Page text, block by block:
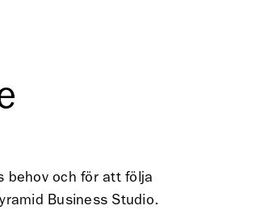
behov och för att följa
Business Studio.